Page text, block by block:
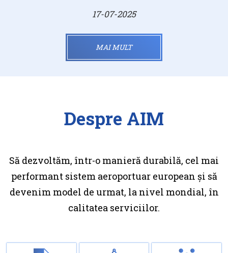
17-07-2025
MAI MULT
Despre AIM
Să dezvoltăm, într-o manieră durabilă, cel mai
performant sistem aeroportuar european şi să
devenim model de urmat, la nivel mondial, în
calitatea serviciilor.